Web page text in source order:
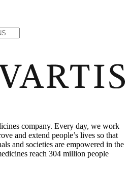
company. Every day, we work
and extend people’s lives so that
and societies are empowered in the
reach 304 million people